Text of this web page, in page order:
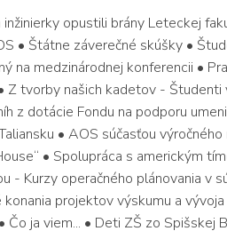
inžinierky opustili brány Leteckej
• Štátne záverečné skúšky •
na medzinárodnej konferencii •
Z tvorby našich kadetov - Študenti
z dotácie Fondu na podporu
• AOS súčasťou
• Spolupráca s americkým
- Kurzy operačného plánovania v
projektov výskumu a
ja viem... • Deti ZŠ zo Spišskej